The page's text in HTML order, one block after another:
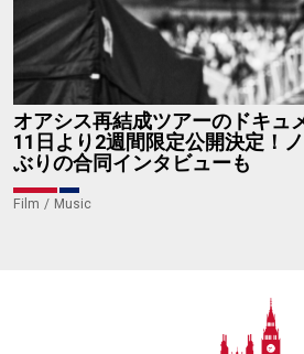
オアシス再結成ツアーのドキュ
11日より2週間限定公開決定！
ぶりの合同インタビューも
Film Music